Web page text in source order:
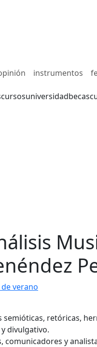
instrumentos
cursosuniversidadbecas
verano
retóricas,
divulgativo.
comunicadores y